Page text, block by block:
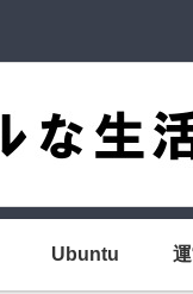
Ubuntu